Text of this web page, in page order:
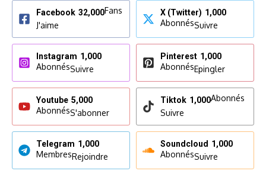
Facebook 32,000Fans
J'aime
X (Twitter) 1,000
AbonnésSuivre
Instagram 1,000
AbonnésSuivre
Pinterest 1,000
AbonnésEpingler
Youtube 5,000
AbonnésS'abonner
Tiktok 1,000Abonnés
Suivre
Telegram 1,000
MembresRejoindre
Soundcloud 1,000
AbonnésSuivre